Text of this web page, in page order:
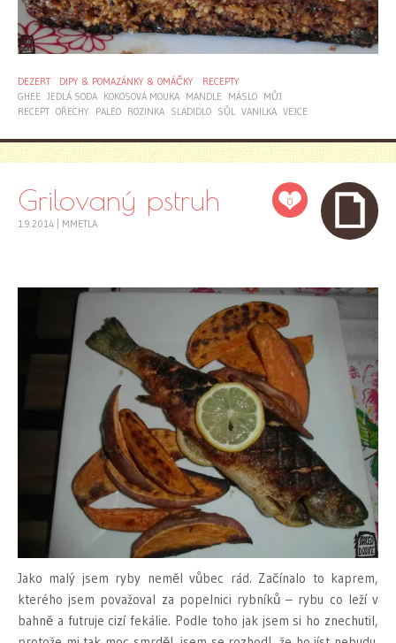
DEZERT DIPY & POMAZÁNKY & OMÁČKY
RECEPTY
GHEE JEDLÁ SODA KOKOSOVÁ MOUKA MANDLE MÁSLO MŮJ
RECEPT OŘECHY PALEO ROZINKA SLADIDLO SŮL VANILKA VEJCE
0
Grilovaný pstruh
1.9.2014 MMETLA
Jako malý jsem ryby neměl vůbec rád. Začínalo to kaprem,
kterého jsem považoval za popelnici rybníků – rybu co leží v
bahně a futruje cizí fekálie. Podle toho jak jsem si ho znechutil,